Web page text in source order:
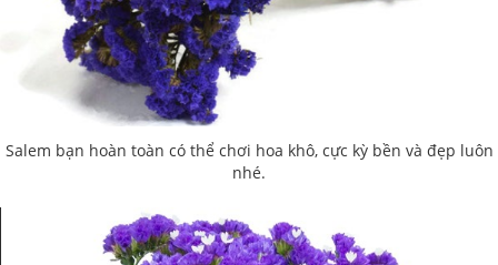
Salem bạn hoàn toàn có thể chơi hoa khô, cực kỳ bền và đẹp luôn
nhé.